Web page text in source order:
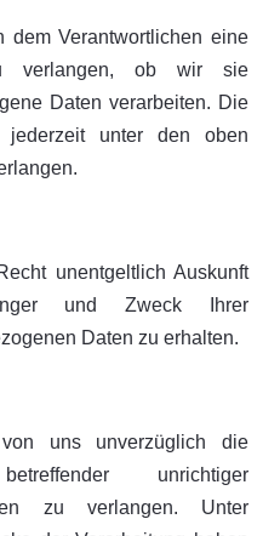
dem Verantwortlichen eine
verlangen, ob wir sie
Daten verarbeiten. Die
jederzeit unter den oben
unentgeltlich Auskunft
und Zweck Ihrer
Daten zu erhalten.
uns unverzüglich die
unrichtiger
zu verlangen. Unter